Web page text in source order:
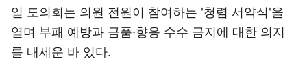
일 도의회는 의원 전원이 참여하는 '청렴 서약식'을
열며 부패 예방과 금품·향응 수수 금지에 대한 의지
를 내세운 바 있다.